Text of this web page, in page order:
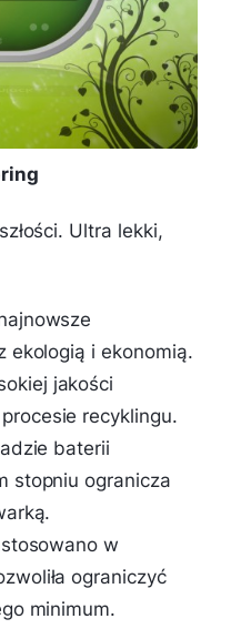
Ultra lekki,
ekologią i ekonomią.
jakości
recyklingu.
baterii
stopniu ogranicza
w
ograniczyć
minimum.